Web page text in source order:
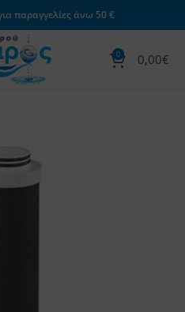
παραγγελίες άνω 50 €
0 0,00€